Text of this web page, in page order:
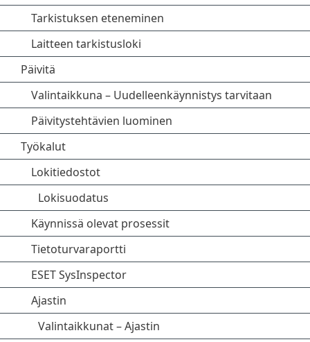
Tarkistuksen eteneminen
Laitteen tarkistusloki
Päivitä
Valintaikkuna – Uudelleenkäynnistys tarvitaan
Päivitystehtävien luominen
Työkalut
Lokitiedostot
Lokisuodatus
Käynnissä olevat prosessit
Tietoturvaraportti
ESET SysInspector
Ajastin
Valintaikkunat – Ajastin